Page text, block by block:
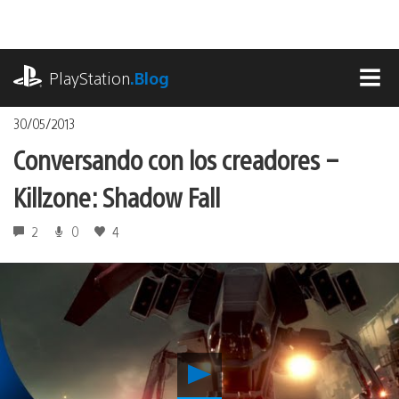
contenido
PlayStation.Blog
30/05/2013
Conversando con los creadores –
Killzone: Shadow Fall
2 0 4
Reproducir
Conversando